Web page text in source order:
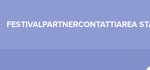
FESTIVALPARTNERCONTATTIAREA